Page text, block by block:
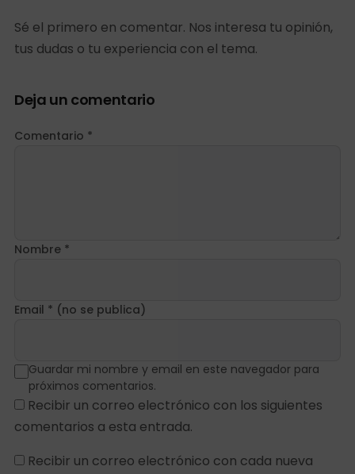
Sé el primero en comentar. Nos interesa tu opinión,
tus dudas o tu experiencia con el tema.
Deja un comentario
Comentario *
Nombre *
Email * (no se publica)
Guardar mi nombre y email en este navegador para
próximos comentarios.
Recibir un correo electrónico con los siguientes
comentarios a esta entrada.
Recibir un correo electrónico con cada nueva